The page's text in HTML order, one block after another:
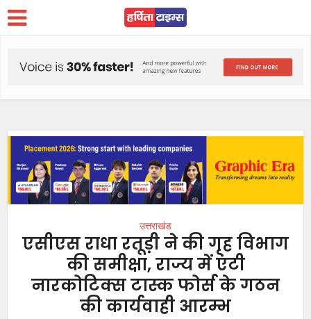
उत्तराखंड
एसीएस राधा रतूड़ी ने की गृह विभाग
की समीक्षा, राज्य में एंटी
नारकोटिक्स टास्क फोर्स के गठन
की कार्यवाही आरम्भ